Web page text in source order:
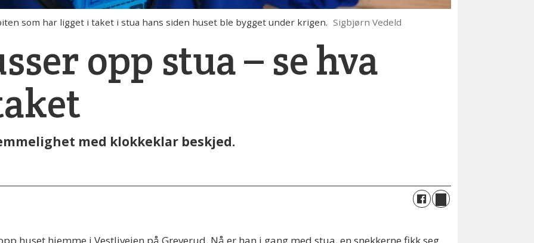
som har ligget i taket i stua hans siden huset ble bygget under krigen. Sigbjørn Vedeld
opp stua – se hva
med klokkeklar beskjed.
huset hjemme i Vestliveien på Greverud. Nå er han i gang med stua, en snekkerne fikk seg